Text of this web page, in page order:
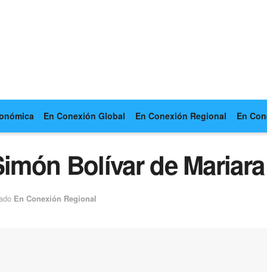
En Conexión Global En Conexión Regional En
Bolívar de
En Conexión Regional